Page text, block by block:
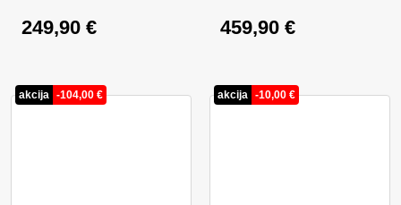
249,90 € 459,90 €
akcija -104,00 € akcija -10,00 €